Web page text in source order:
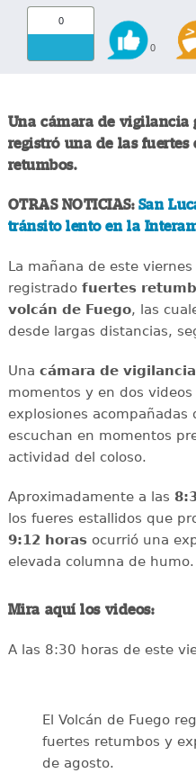
0
0
Una cámara de vigilancia
registró una de las fuertes
retumbos.
OTRAS NOTICIAS: San
tránsito lento en la
La mañana de este
registrado fuertes
volcán de Fuego, las
desde largas distancias,
Una cámara de
momentos y en dos
explosiones
escuchan en momentos
actividad del coloso.
Aproximadamente a las
los fueres estallidos que
9:12 horasocurrió una
elevada columna de humo.
Mira aquí los videos:
A las 8:30 horas de este
El Volcán de Fuego
fuertes retumbos y
de agosto.